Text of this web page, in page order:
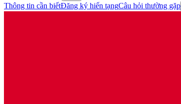
Thông tin cần biếtĐăng ký hiến tạngCâu hỏi thường gặp